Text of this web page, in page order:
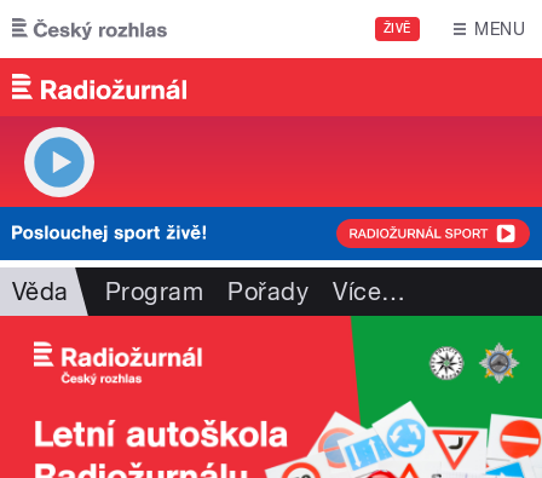
Přejít k hlavnímu obsahu
ŽIVĚ MENU
Věda Program Pořady Více…